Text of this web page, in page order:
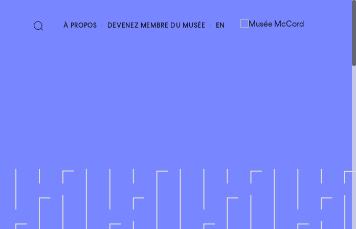
À PROPOS DEVENEZ MEMBRE DU MUSÉE EN